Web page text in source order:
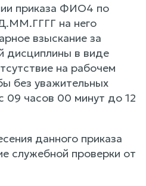
приказа ФИО4 по
на него
взыскание за
дисциплины в виде
на рабочем
без уважительных
часов 00 минут до 12
данного приказа
служебной проверки от